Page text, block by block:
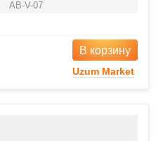
AB-V-07
В корзину
Uzum Market